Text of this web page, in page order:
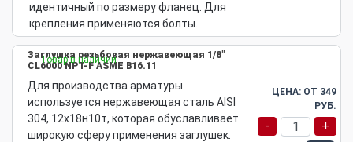
идентичный по размеру фланец. Для
крепления применяются болты.
Товар в наличии
Заглушка резьбовая нержавеющая 1/8"
CL6000 NPT-F ASME B16.11
Для производства арматуры
используется нержавеющая сталь AISI
304, 12х18н10т, которая обуславливает
широкую сферу применения заглушек.
ЦЕНА: ОТ 349
РУБ.
- +